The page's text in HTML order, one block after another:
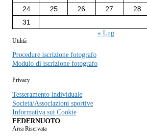
24
25 26 27 28
31
« Lug
Utilità
Procedure iscrizione fotografo
Modulo di iscrizione fotografo
Privacy
Tesseramento individuale
Società/Associazioni sportive
Informativa sui Cookie
FEDERNUOTO
Area Riservata